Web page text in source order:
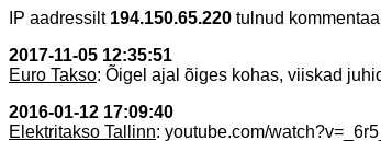
IP aadressilt 194.150.65.220 tulnud
2017-11-05 12:35:51
Euro Takso: Õigel ajal õiges kohas, viiskad
2016-01-12 17:09:40
Elektritakso Tallinn: youtube.com/